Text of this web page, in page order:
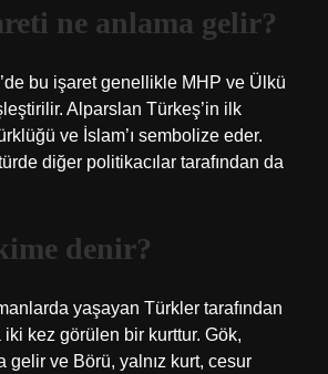
ne anlama gelir?
bu işaret genellikle MHP ve Ülkü
Alparslan Türkeş’in ilk
ve İslam’ı sembolize eder.
diğer politikacılar tarafından da
denir?
yaşayan Türkler tarafından
iki kez görülen bir kurttur. Gök,
gelir ve Börü, yalnız kurt, cesur